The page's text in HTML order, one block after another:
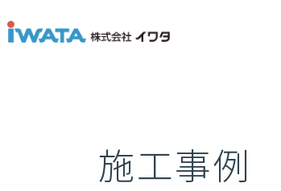
施工事例